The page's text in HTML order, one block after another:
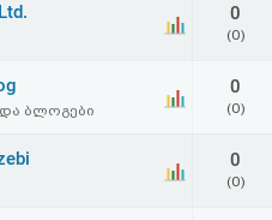
0
(0)
ბლოგები
0
(0)
0
(0)